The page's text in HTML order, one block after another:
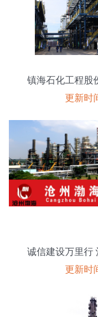
镇海石化工程股
更新时
诚信建设万里行
更新时